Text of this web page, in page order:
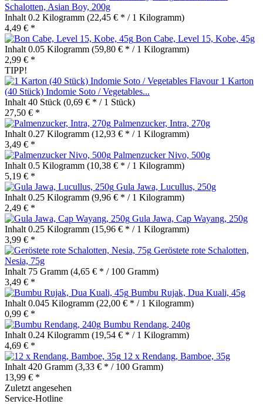
Schalotten, Asian Boy, 200g
Inhalt 0.2 Kilogramm (22,45 € * / 1 Kilogramm)
4,49 € *
Bon Cabe, Level 15, Kobe, 45g
Inhalt 0.05 Kilogramm (59,80 € * / 1 Kilogramm)
2,99 € *
TIPP!
1 Karton
(40 Stück) Indomie Soto / Vegetables...
Inhalt 40 Stück (0,69 € * / 1 Stück)
27,50 € *
Palmenzucker, Intra, 270g
Inhalt 0.27 Kilogramm (12,93 € * / 1 Kilogramm)
3,49 € *
Palmenzucker Nivo, 500g
Inhalt 0.5 Kilogramm (10,38 € * / 1 Kilogramm)
5,19 € *
Gula Jawa, Lucullus, 250g
Inhalt 0.25 Kilogramm (9,96 € * / 1 Kilogramm)
2,49 € *
Gula Jawa, Cap Wayang, 250g
Inhalt 0.25 Kilogramm (15,96 € * / 1 Kilogramm)
3,99 € *
Geröstete rote Schalotten,
Nesia, 75g
Inhalt 75 Gramm (4,65 € * / 100 Gramm)
3,49 € *
Bumbu Rujak, Dua Kuali, 45g
Inhalt 0.045 Kilogramm (22,00 € * / 1 Kilogramm)
0,99 € *
Bumbu Rendang, 240g
Inhalt 0.24 Kilogramm (19,54 € * / 1 Kilogramm)
4,69 € *
12 x Rendang, Bamboe, 35g
Inhalt 420 Gramm (3,33 € * / 100 Gramm)
13,99 € *
Zuletzt angesehen
Service-Hotline